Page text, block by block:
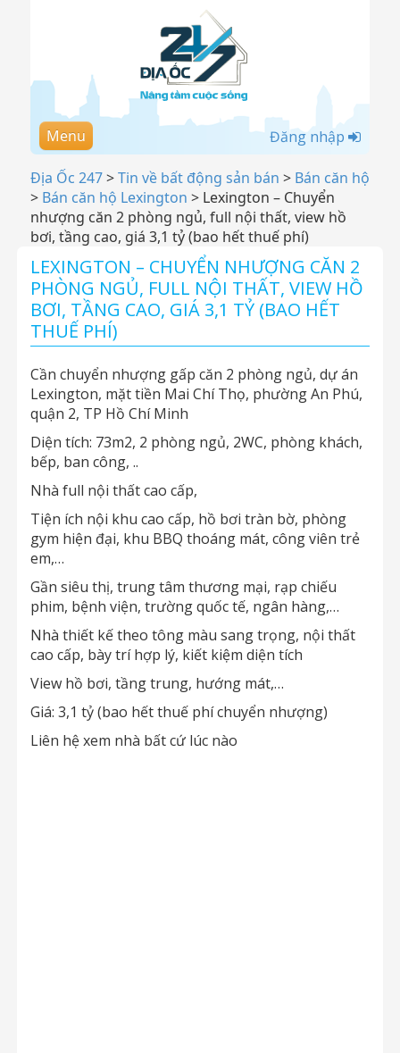
Menu Đăng nhập
Địa Ốc 247>Tin về bất động sản bán > Bán căn hộ
> Bán căn hộ Lexington > Lexington – Chuyển
nhượng căn 2 phòng ngủ, full nội thất, view hồ
bơi, tầng cao, giá 3,1 tỷ (bao hết thuế phí)
LEXINGTON – CHUYỂN NHƯỢNG CĂN 2
PHÒNG NGỦ, FULL NỘI THẤT, VIEW HỒ
BƠI, TẦNG CAO, GIÁ 3,1 TỶ (BAO HẾT
THUẾ PHÍ)
Cần chuyển nhượng gấp căn 2 phòng ngủ, dự án
Lexington, mặt tiền Mai Chí Thọ, phường An Phú,
quận 2, TP Hồ Chí Minh
Diện tích: 73m2, 2 phòng ngủ, 2WC, phòng khách,
bếp, ban công, ..
Nhà full nội thất cao cấp,
Tiện ích nội khu cao cấp, hồ bơi tràn bờ, phòng
gym hiện đại, khu BBQ thoáng mát, công viên trẻ
em,…
Gần siêu thị, trung tâm thương mại, rạp chiếu
phim, bệnh viện, trường quốc tế, ngân hàng,…
Nhà thiết kế theo tông màu sang trọng, nội thất
cao cấp, bày trí hợp lý, kiết kiệm diện tích
View hồ bơi, tầng trung, hướng mát,…
Giá: 3,1 tỷ (bao hết thuế phí chuyển nhượng)
Liên hệ xem nhà bất cứ lúc nào